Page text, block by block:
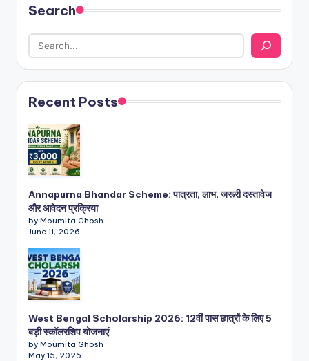
Search
Recent Posts
Annapurna Bhandar Scheme: पात्रता, लाभ, जरूरी दस्तावेज
और आवेदन प्रक्रिया
by Moumita Ghosh
June 11, 2026
West Bengal Scholarship 2026: 12वीं पास छात्रों के लिए 5
बड़ी स्कॉलरशिप योजनाएं
by Moumita Ghosh
May 15, 2026